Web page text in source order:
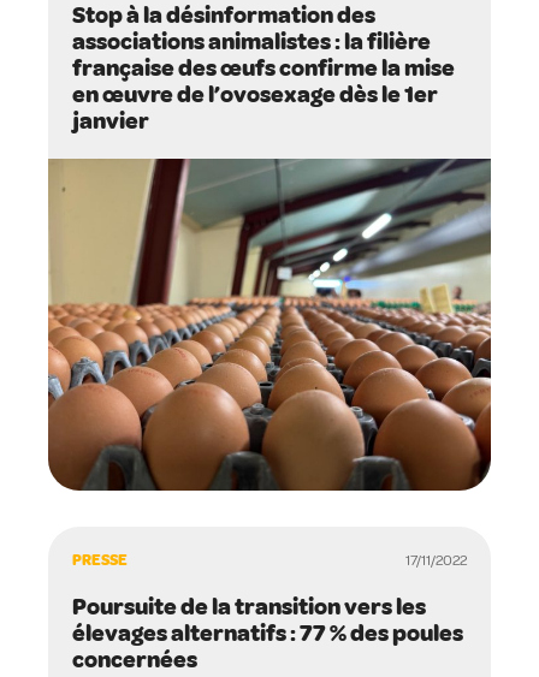
Stop à la désinformation des
associations animalistes : la filière
française des œufs confirme la mise
en œuvre de l’ovosexage dès le 1er
janvier
PRESSE 17/11/2022
Poursuite de la transition vers les
élevages alternatifs : 77 % des poules
concernées